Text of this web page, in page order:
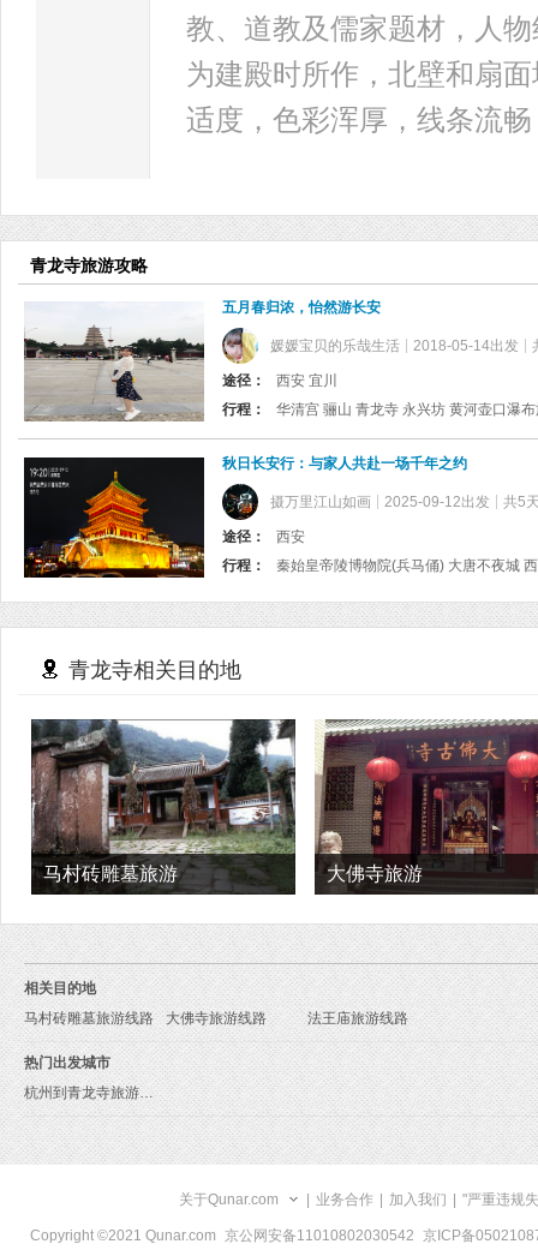
教、道教及儒家题材，人
为建殿时所作，北壁和扇
适度，色彩浑厚，线条流
青龙寺旅游攻略
五月春归浓，怡然游长安
媛媛宝贝的乐哉生活 2018-05-14出发
途径：
西安 宜川
行程：
秋日长安行：与家人共赴一场千年之约
摄万里江山如画 2025-09-12出发 共5
途径：
西安
行程：
青龙寺相关目的地
马村砖雕墓旅游 大佛寺旅游
相关目的地
马村砖雕墓旅游线路
大佛寺旅游线路 法王庙旅游线路
热门出发城市
杭州到青龙寺旅游报价
关于Qunar.com 业务合作 加入我们 "严重违规
Copyright ©2021 Qunar.com 京公网安备11010802030542 京ICP备